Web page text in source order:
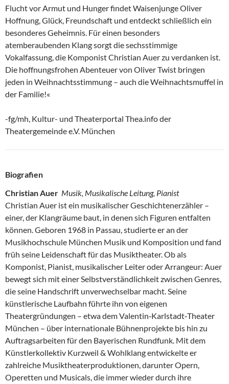
Flucht vor Armut und Hunger findet Waisenjunge Oliver
Hoffnung, Glück, Freundschaft und entdeckt schließlich ein
besonderes Geheimnis. Für einen besonders
atemberaubenden Klang sorgt die sechsstimmige
Vokalfassung, die Komponist Christian Auer zu verdanken ist.
Die hoffnungsfrohen Abenteuer von Oliver Twist bringen
jeden in Weihnachtsstimmung – auch die Weihnachtsmuffel in
der Familie!«
-fg/mh, Kultur- und Theaterportal Thea.info der
Theatergemeinde e.V. München
Biografien
Christian Auer Musik, Musikalische Leitung, Pianist
Christian Auer ist ein musikalischer Geschichtenerzähler –
einer, der Klangräume baut, in denen sich Figuren entfalten
können. Geboren 1968 in Passau, studierte er an der
Musikhochschule München Musik und Komposition und fand
früh seine Leidenschaft für das Musiktheater. Ob als
Komponist, Pianist, musikalischer Leiter oder Arrangeur: Auer
bewegt sich mit einer Selbstverständlichkeit zwischen Genres,
die seine Handschrift unverwechselbar macht. Seine
künstlerische Laufbahn führte ihn von eigenen
Theatergründungen – etwa dem Valentin‑Karlstadt‑Theater
München – über internationale Bühnenprojekte bis hin zu
Auftragsarbeiten für den Bayerischen Rundfunk. Mit dem
Künstlerkollektiv Kurzweil & Wohlklang entwickelte er
zahlreiche Musiktheaterproduktionen, darunter Opern,
Operetten und Musicals, die immer wieder durch ihre